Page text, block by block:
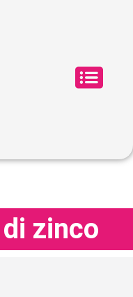
zinco